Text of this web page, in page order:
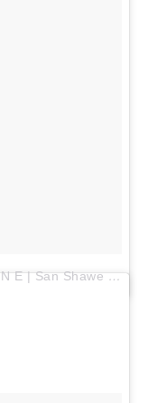
Een bericht gedeeld door S A N S H I N E | San Shawe (@sanshinephoto)